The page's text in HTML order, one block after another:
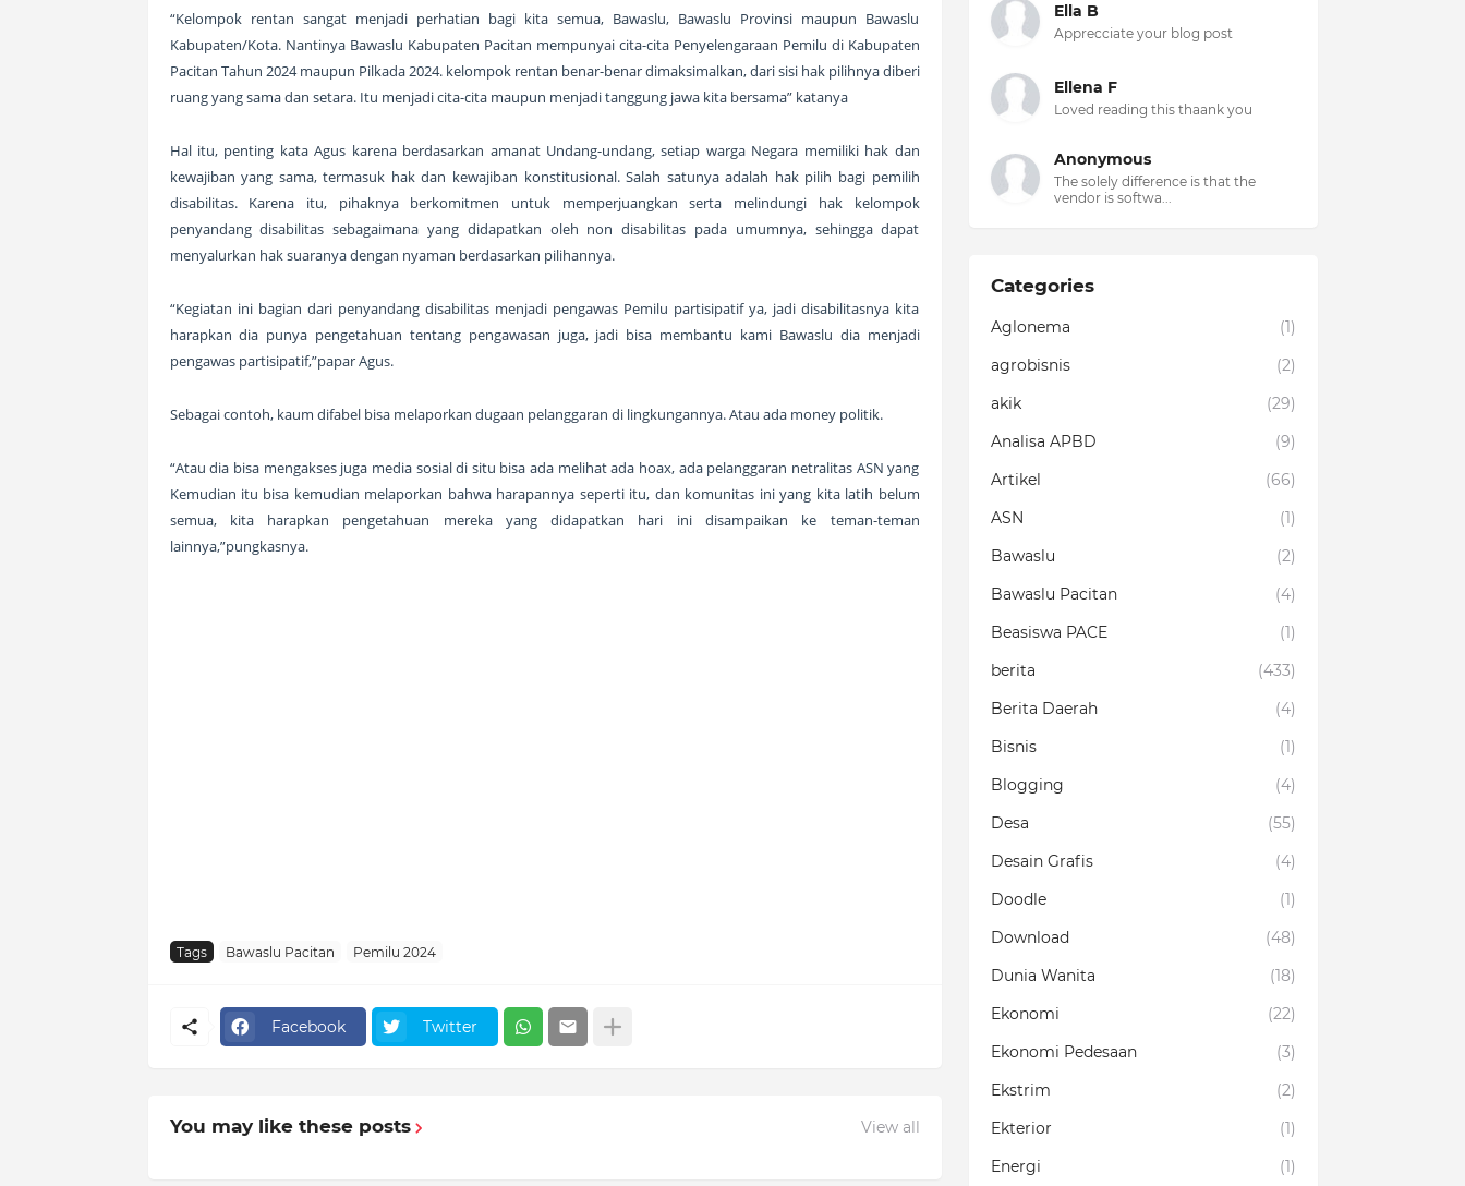
“Kelompok rentan sangat menjadi perhatian bagi kita semua, Bawaslu, Bawaslu Provinsi maupun Bawaslu
Kabupaten/Kota. Nantinya Bawaslu Kabupaten Pacitan mempunyai cita-cita Penyelengaraan Pemilu di Kabupaten
Pacitan Tahun 2024 maupun Pilkada 2024. kelompok rentan benar-benar dimaksimalkan, dari sisi hak pilihnya diberi
ruang yang sama dan setara. Itu menjadi cita-cita maupun menjadi tanggung jawa kita bersama” katanya
Hal itu, penting kata Agus karena berdasarkan amanat Undang-undang, setiap warga Negara memiliki hak dan
kewajiban yang sama, termasuk hak dan kewajiban konstitusional. Salah satunya adalah hak pilih bagi pemilih
disabilitas. Karena itu, pihaknya berkomitmen untuk memperjuangkan serta melindungi hak kelompok
penyandang disabilitas sebagaimana yang didapatkan oleh non disabilitas pada umumnya, sehingga dapat
menyalurkan hak suaranya dengan nyaman berdasarkan pilihannya.
“Kegiatan ini bagian dari penyandang disabilitas menjadi pengawas Pemilu partisipatif ya, jadi disabilitasnya kita
harapkan dia punya pengetahuan tentang pengawasan juga, jadi bisa membantu kami Bawaslu dia menjadi
pengawas partisipatif,”papar Agus.
Sebagai contoh, kaum difabel bisa melaporkan dugaan pelanggaran di lingkungannya. Atau ada money politik.
“Atau dia bisa mengakses juga media sosial di situ bisa ada melihat ada hoax, ada pelanggaran netralitas ASN yang
Kemudian itu bisa kemudian melaporkan bahwa harapannya seperti itu, dan komunitas ini yang kita latih belum
semua, kita harapkan pengetahuan mereka yang didapatkan hari ini disampaikan ke teman-teman
lainnya,”pungkasnya.
Tags Bawaslu Pacitan Pemilu 2024
Facebook Twitter
You may like these posts View all
Ella B
Apprecciate your blog post
Ellena F
Loved reading this thaank you
Anonymous
The solely difference is that the
vendor is softwa...
Categories
Aglonema
(1)
agrobisnis
(2)
akik
(29)
Analisa APBD
(9)
Artikel
(66)
ASN
(1)
Bawaslu
(2)
Bawaslu Pacitan
(4)
Beasiswa PACE
(1)
berita
(433)
Berita Daerah
(4)
Bisnis
(1)
Blogging
(4)
Desa
(55)
Desain Grafis
(4)
Doodle
(1)
Download
(48)
Dunia Wanita
(18)
Ekonomi
(22)
Ekonomi Pedesaan
(3)
Ekstrim
(2)
Ekterior
(1)
Energi
(1)